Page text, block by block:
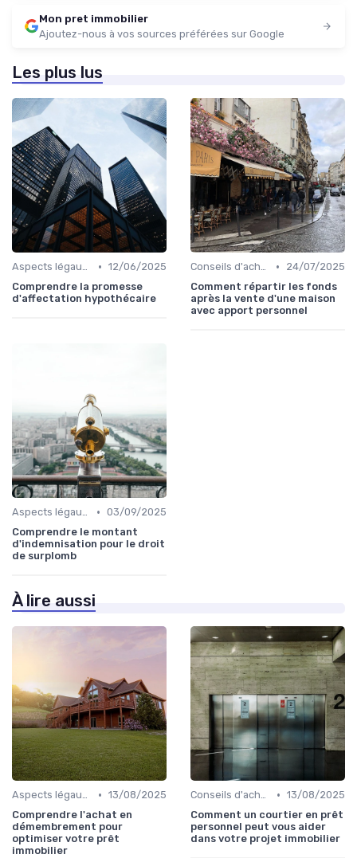
Mon pret immobilier
Ajoutez-nous à vos sources préférées sur Google
Les plus lus
Aspects légaux et fiscaux • 12/06/2025
Comprendre la promesse
d'affectation hypothécaire
Conseils d'achat immobilier •
24/07/2025
Comment répartir les fonds
après la vente d'une maison
avec apport personnel
Aspects légaux et fiscaux • 03/09/2025
Comprendre le montant
d'indemnisation pour le droit
de surplomb
À lire aussi
Aspects légaux et fiscaux • 13/08/2025
Comprendre l'achat en
démembrement pour
optimiser votre prêt
immobilier
Conseils d'achat immobilier • 13/08/2025
Comment un courtier en prêt
personnel peut vous aider
dans votre projet immobilier